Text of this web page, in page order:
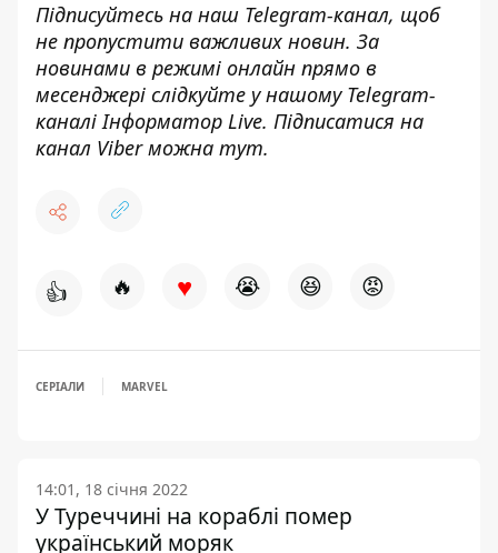
Підписуйтесь на наш Telegram-канал, щоб
не пропустити важливих новин. За
новинами в режимі онлайн прямо в
месенджері слідкуйте у нашому Telegram-
каналіІнформатор Live. Підписатися на
канал Viber можна тут.
👍 🔥 ♥ 😭 😆 😡
СЕРІАЛИ MARVEL
14:01, 18 січня 2022
У Туреччині на кораблі помер
український моряк